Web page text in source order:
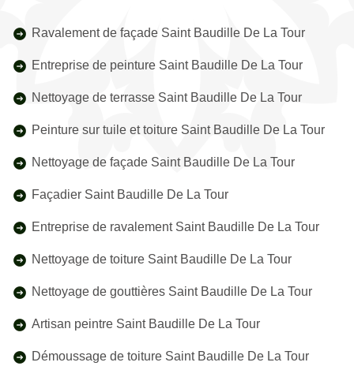
Ravalement de façade Saint Baudille De La Tour
Entreprise de peinture Saint Baudille De La Tour
Nettoyage de terrasse Saint Baudille De La Tour
Peinture sur tuile et toiture Saint Baudille De La Tour
Nettoyage de façade Saint Baudille De La Tour
Façadier Saint Baudille De La Tour
Entreprise de ravalement Saint Baudille De La Tour
Nettoyage de toiture Saint Baudille De La Tour
Nettoyage de gouttières Saint Baudille De La Tour
Artisan peintre Saint Baudille De La Tour
Démoussage de toiture Saint Baudille De La Tour